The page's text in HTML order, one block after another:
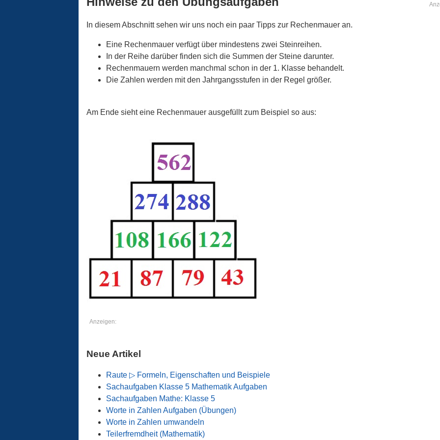
In diesem Abschnitt sehen wir uns noch ein paar Tipps zur Rechenmauer an.
Eine Rechenmauer verfügt über mindestens zwei Steinreihen.
In der Reihe darüber finden sich die Summen der Steine darunter.
Rechenmauern werden manchmal schon in der 1. Klasse behandelt.
Die Zahlen werden mit den Jahrgangsstufen in der Regel größer.
Am Ende sieht eine Rechenmauer ausgefüllt zum Beispiel so aus:
Anzeigen:
Neue Artikel
Raute ▷ Formeln, Eigenschaften und Beispiele
Sachaufgaben Klasse 5 Mathematik Aufgaben
Sachaufgaben Mathe: Klasse 5
Worte in Zahlen Aufgaben (Übungen)
Worte in Zahlen umwandeln
Teilerfremdheit (Mathematik)